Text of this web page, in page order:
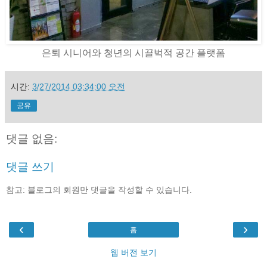
은퇴 시니어와 청년의 시끌벅적 공간 플랫폼
시간: 3/27/2014 03:34:00 오전
공유
댓글 없음:
댓글 쓰기
참고: 블로그의 회원만 댓글을 작성할 수 있습니다.
‹ ›
홈
웹 버전 보기